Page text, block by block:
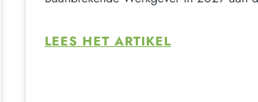
LEES HET ARTIKEL